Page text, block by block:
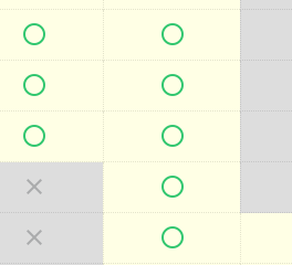
 
 
 
 
 